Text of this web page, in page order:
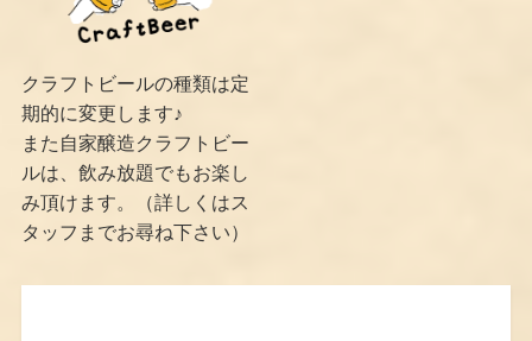
クラフトビールの種類は定
期的に変更します♪
また自家醸造クラフトビー
ルは、飲み放題でもお楽し
み頂けます。（詳しくはス
タッフまでお尋ね下さい）